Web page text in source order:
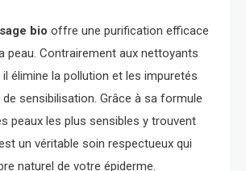
bio offre une purification efficace
peau. Contrairement aux nettoyants
élimine la pollution et les impuretés
sensibilisation. Grâce à sa formule
peaux les plus sensibles y trouvent
un véritable soin respectueux qui
naturel de votre épiderme.